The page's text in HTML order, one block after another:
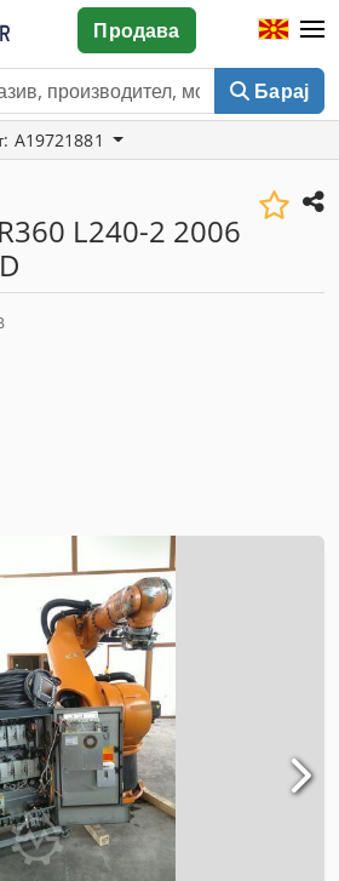
Барај
Продава
A19721881
L240-2 2006